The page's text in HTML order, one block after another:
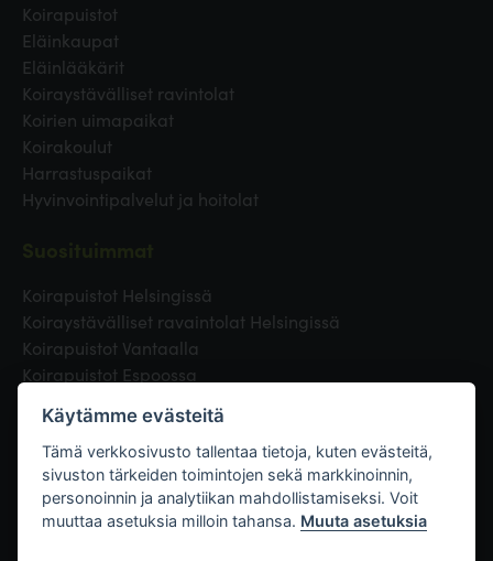
Koirapuistot
Eläinkaupat
Eläinlääkärit
Koiraystävälliset ravintolat
Koirien uimapaikat
Koirakoulut
Harrastuspaikat
Hyvinvointipalvelut ja hoitolat
Koirapuistot Helsingissä
Koiraystävälliset ravaintolat Helsingissä
Koirapuistot Vantaalla
Koirapuistot Espoossa
Eläinlääkäri Helsingissä
Koirapuistot Tampereella
Linkit
Käytämme evästeitä
Tämä verkkosivusto tallentaa tietoja, kuten evästeitä,
sivuston tärkeiden toimintojen sekä markkinoinnin,
personoinnin ja analytiikan mahdollistamiseksi. Voit
muuttaa asetuksia milloin tahansa. Muuta asetuksia